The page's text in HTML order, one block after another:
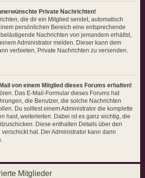
Private Nachrichten!
die dir ein Mitglied sendet, automatisch
persönlichen Bereich eine entsprechende
Nachrichten von jemandem erhältst,
Administrator melden. Dieser kann dem
verbieten, Private Nachrichten zu versenden.
von einem Mitglied dieses Forums erhalten!
Das E-Mail-Formular dieses Forums hat
die Benutzer, die solche Nachrichten
Du solltest einem Administrator die komplette
hast, weiterleiten. Dabei ist es ganz wichtig, die
Diese enthalten Details über den
hat. Der Administrator kann dann
Mitglieder